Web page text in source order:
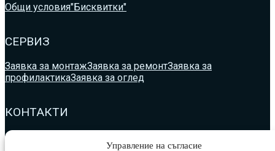
Управление на съгласие
Общи условия"Бисквитки"
СЕРВИЗ
Заявка за монтажЗаявка за ремонтЗаявка за
профилактикаЗаявка за оглед
КОНТАКТИ
+359893541167